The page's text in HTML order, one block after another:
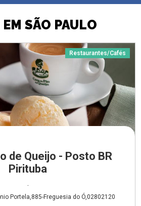
EM SÃO PAULO
Restaurantes/Cafés
de Queijo - Posto BR
Pirituba
.
Portela,885-Freguesia do Ó,02802120